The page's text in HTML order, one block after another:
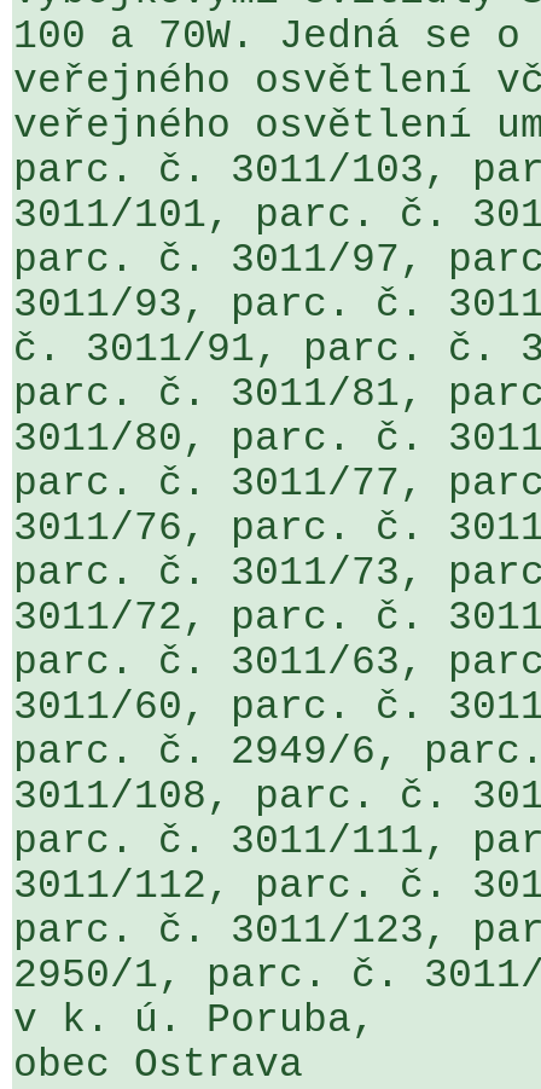
100 a 70W. Jedná se
veřejného osvětlení
veřejného osvětlení
parc. č. 3011/103,
3011/101, parc. č.
parc. č. 3011/97,
3011/93, parc. č.
č. 3011/91, parc. č.
parc. č. 3011/81,
3011/80, parc. č.
parc. č. 3011/77,
3011/76, parc. č.
parc. č. 3011/73,
3011/72, parc. č.
parc. č. 3011/63,
3011/60, parc. č.
parc. č. 2949/6,
3011/108, parc. č.
parc. č. 3011/111,
3011/112, parc. č.
parc. č. 3011/123,
2950/1, parc. č.
v k. ú. Poruba,
obec Ostrava